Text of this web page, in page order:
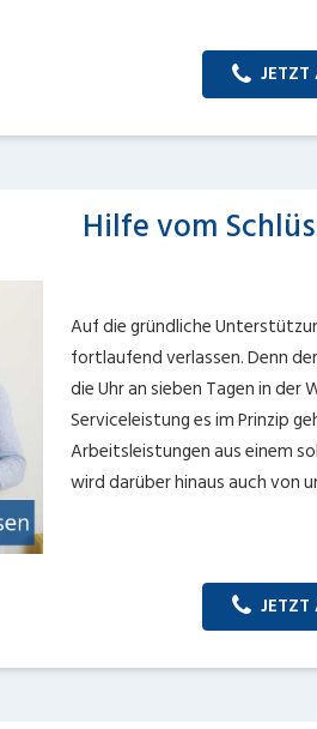
JETZT
Hilfe vom
Auf die gründliche
fortlaufend verlassen. Denn
die Uhr an sieben Tagen in
Serviceleistung es im Prinzip
Arbeitsleistungen aus einem
wird darüber hinaus auch von
JETZT